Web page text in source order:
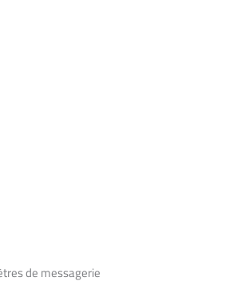
de messagerie